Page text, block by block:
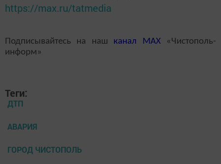
https://max.ru/tatmedia
Подписывайтесь на наш канал MAX«Чистополь-
информ»
Теги:
ДТП
АВАРИЯ
ГОРОД ЧИСТОПОЛЬ